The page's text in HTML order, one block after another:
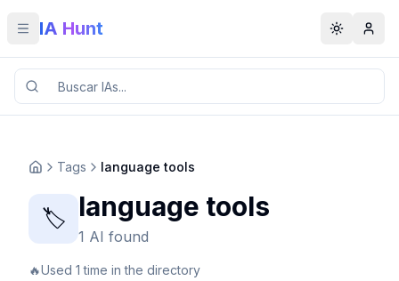
Toggle menu
IA Hunt Toggle
Tags language tools
🏷️ language tools
1 AI found
🔥Used 1 time in the directory